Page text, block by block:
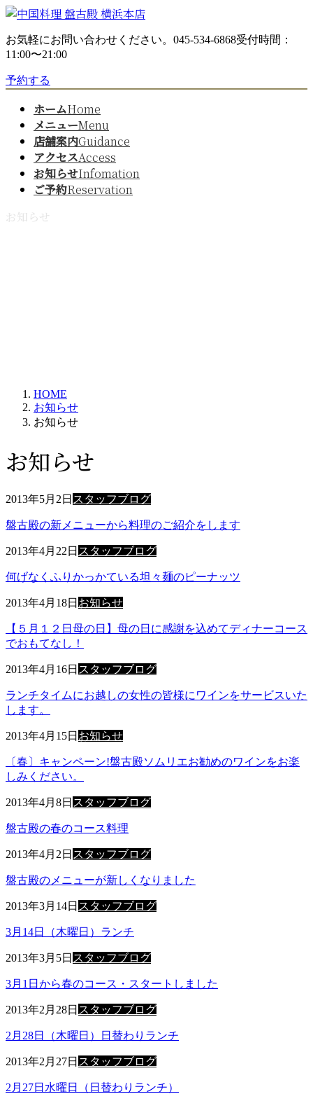
コ
テ
ン
へ
ナ
ゲ
ー
ョ
お気軽にお問い合わせください。 045-534-6868受付時間：
11:00〜21:00
予約する
ホームHome
メニューMenu
店舗案内Guidance
アクセスAccess
お知らせInfomation
ご予約Reservation
お知らせ
HOME
お知らせ
お知らせ
お知らせ
2013年5月2日 スタッフブログ
盤古殿の新メニューから料理のご紹介をします
2013年4月22日 スタッフブログ
何げなくふりかっかている坦々麺のピーナッツ
2013年4月18日 お知らせ
【５月１２日母の日】母の日に感謝を込めてディナーコース
でおもてなし！
2013年4月16日 スタッフブログ
ランチタイムにお越しの女性の皆様にワインをサービスいた
します。
2013年4月15日 お知らせ
〔春〕キャンペーン!盤古殿ソムリエお勧めのワインをお楽
しみください。
2013年4月8日 スタッフブログ
盤古殿の春のコース料理
2013年4月2日 スタッフブログ
盤古殿のメニューが新しくなりました
2013年3月14日 スタッフブログ
3月14日（木曜日）ランチ
2013年3月5日 スタッフブログ
3月1日から春のコース・スタートしました
2013年2月28日 スタッフブログ
2月28日（木曜日）日替わりランチ
2013年2月27日 スタッフブログ
2月27日水曜日（日替わりランチ）